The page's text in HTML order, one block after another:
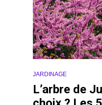
JARDINAGE
L’arbre de